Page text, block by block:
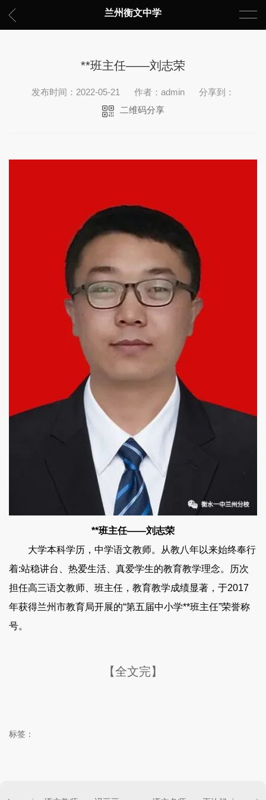
兰州衡文中学
**班主任——刘志荣
发布时间：2022-05-21 作者：admin
分享到：
二维码分享
**班主任——刘志荣
大学本科学历，中学语文教师。从教八年以来始终奉行
着:站稳讲台、热爱生活、真爱学生的教育教学理念。历次
担任高三语文教师、班主任，教育教学成绩显著，于2017
年获得兰州市教育局开展的“第五届中小学**班主任”荣誉称
号。
【全文完】
标签：